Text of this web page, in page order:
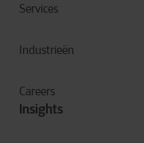
Services
Industrieën
Careers
Insights